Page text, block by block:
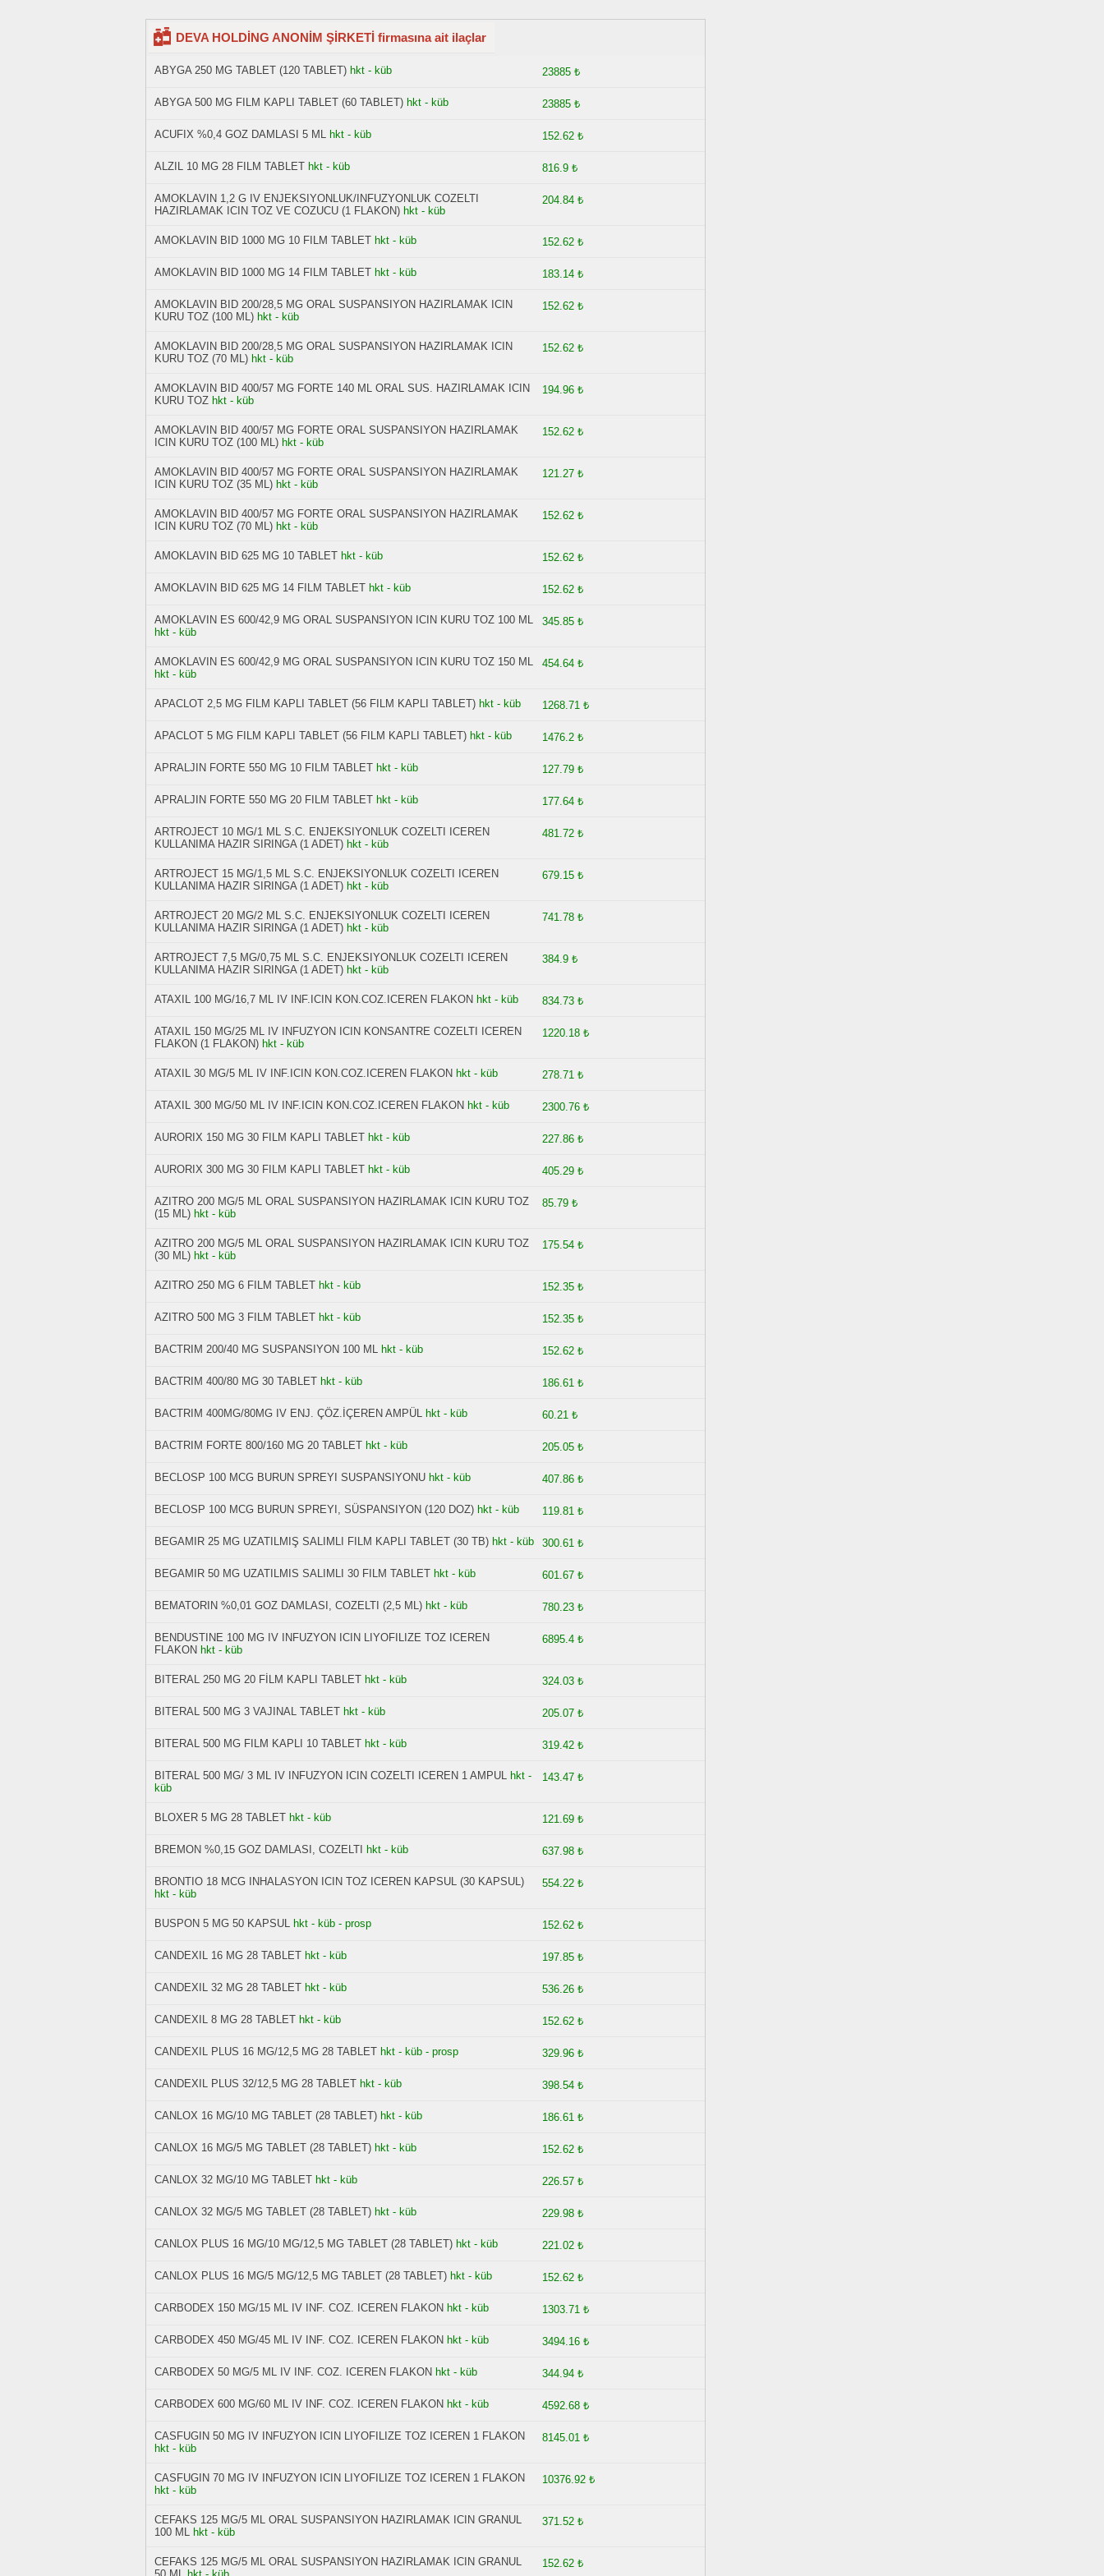
DEVA HOLDİNG ANONİM ŞİRKETİ firmasına ait ilaçlar
ABYGA 250 MG TABLET (120 TABLET) hkt - küb 23885 ₺
ABYGA 500 MG FILM KAPLI TABLET (60 TABLET) hkt - küb 23885 ₺
ACUFIX %0,4 GOZ DAMLASI 5 ML hkt - küb 152.62 ₺
ALZIL 10 MG 28 FILM TABLET hkt - küb 816.9 ₺
AMOKLAVIN 1,2 G IV ENJEKSIYONLUK/INFUZYONLUK COZELTI
HAZIRLAMAK ICIN TOZ VE COZUCU (1 FLAKON) hkt - küb
204.84 ₺
AMOKLAVIN BID 1000 MG 10 FILM TABLET hkt - küb 152.62 ₺
AMOKLAVIN BID 1000 MG 14 FILM TABLET hkt - küb 183.14 ₺
AMOKLAVIN BID 200/28,5 MG ORAL SUSPANSIYON HAZIRLAMAK ICIN
KURU TOZ (100 ML) hkt - küb
152.62 ₺
AMOKLAVIN BID 200/28,5 MG ORAL SUSPANSIYON HAZIRLAMAK ICIN
KURU TOZ (70 ML) hkt - küb
152.62 ₺
AMOKLAVIN BID 400/57 MG FORTE 140 ML ORAL SUS. HAZIRLAMAK ICIN
KURU TOZ hkt - küb
194.96 ₺
AMOKLAVIN BID 400/57 MG FORTE ORAL SUSPANSIYON HAZIRLAMAK
ICIN KURU TOZ (100 ML) hkt - küb
152.62 ₺
AMOKLAVIN BID 400/57 MG FORTE ORAL SUSPANSIYON HAZIRLAMAK
ICIN KURU TOZ (35 ML) hkt - küb
121.27 ₺
AMOKLAVIN BID 400/57 MG FORTE ORAL SUSPANSIYON HAZIRLAMAK
ICIN KURU TOZ (70 ML) hkt - küb
152.62 ₺
AMOKLAVIN BID 625 MG 10 TABLET hkt - küb 152.62 ₺
AMOKLAVIN BID 625 MG 14 FILM TABLET hkt - küb 152.62 ₺
AMOKLAVIN ES 600/42,9 MG ORAL SUSPANSIYON ICIN KURU TOZ 100 ML
hkt - küb
345.85 ₺
AMOKLAVIN ES 600/42,9 MG ORAL SUSPANSIYON ICIN KURU TOZ 150 ML
hkt - küb
454.64 ₺
APACLOT 2,5 MG FILM KAPLI TABLET (56 FILM KAPLI TABLET) hkt - küb 1268.71 ₺
APACLOT 5 MG FILM KAPLI TABLET (56 FILM KAPLI TABLET) hkt - küb 1476.2 ₺
APRALJIN FORTE 550 MG 10 FILM TABLET hkt - küb 127.79 ₺
APRALJIN FORTE 550 MG 20 FILM TABLET hkt - küb 177.64 ₺
ARTROJECT 10 MG/1 ML S.C. ENJEKSIYONLUK COZELTI ICEREN
KULLANIMA HAZIR SIRINGA (1 ADET) hkt - küb
481.72 ₺
ARTROJECT 15 MG/1,5 ML S.C. ENJEKSIYONLUK COZELTI ICEREN
KULLANIMA HAZIR SIRINGA (1 ADET) hkt - küb
679.15 ₺
ARTROJECT 20 MG/2 ML S.C. ENJEKSIYONLUK COZELTI ICEREN
KULLANIMA HAZIR SIRINGA (1 ADET) hkt - küb
741.78 ₺
ARTROJECT 7,5 MG/0,75 ML S.C. ENJEKSIYONLUK COZELTI ICEREN
KULLANIMA HAZIR SIRINGA (1 ADET) hkt - küb
384.9 ₺
ATAXIL 100 MG/16,7 ML IV INF.ICIN KON.COZ.ICEREN FLAKON hkt - küb 834.73 ₺
ATAXIL 150 MG/25 ML IV INFUZYON ICIN KONSANTRE COZELTI ICEREN
FLAKON (1 FLAKON) hkt - küb
1220.18 ₺
ATAXIL 30 MG/5 ML IV INF.ICIN KON.COZ.ICEREN FLAKON hkt - küb 278.71 ₺
ATAXIL 300 MG/50 ML IV INF.ICIN KON.COZ.ICEREN FLAKON hkt - küb 2300.76 ₺
AURORIX 150 MG 30 FILM KAPLI TABLET hkt - küb 227.86 ₺
AURORIX 300 MG 30 FILM KAPLI TABLET hkt - küb 405.29 ₺
AZITRO 200 MG/5 ML ORAL SUSPANSIYON HAZIRLAMAK ICIN KURU TOZ
(15 ML) hkt - küb
85.79 ₺
AZITRO 200 MG/5 ML ORAL SUSPANSIYON HAZIRLAMAK ICIN KURU TOZ
(30 ML) hkt - küb
175.54 ₺
AZITRO 250 MG 6 FILM TABLET hkt - küb 152.35 ₺
AZITRO 500 MG 3 FILM TABLET hkt - küb 152.35 ₺
BACTRIM 200/40 MG SUSPANSIYON 100 ML hkt - küb 152.62 ₺
BACTRIM 400/80 MG 30 TABLET hkt - küb 186.61 ₺
BACTRIM 400MG/80MG IV ENJ. ÇÖZ.İÇEREN AMPÜL hkt - küb 60.21 ₺
BACTRIM FORTE 800/160 MG 20 TABLET hkt - küb 205.05 ₺
BECLOSP 100 MCG BURUN SPREYI SUSPANSIYONU hkt - küb 407.86 ₺
BECLOSP 100 MCG BURUN SPREYI, SÜSPANSIYON (120 DOZ) hkt - küb 119.81 ₺
BEGAMIR 25 MG UZATILMIŞ SALIMLI FILM KAPLI TABLET (30 TB) hkt - küb 300.61 ₺
BEGAMIR 50 MG UZATILMIS SALIMLI 30 FILM TABLET hkt - küb 601.67 ₺
BEMATORIN %0,01 GOZ DAMLASI, COZELTI (2,5 ML) hkt - küb 780.23 ₺
BENDUSTINE 100 MG IV INFUZYON ICIN LIYOFILIZE TOZ ICEREN
FLAKON hkt - küb
6895.4 ₺
BITERAL 250 MG 20 FİLM KAPLI TABLET hkt - küb 324.03 ₺
BITERAL 500 MG 3 VAJINAL TABLET hkt - küb 205.07 ₺
BITERAL 500 MG FILM KAPLI 10 TABLET hkt - küb 319.42 ₺
BITERAL 500 MG/ 3 ML IV INFUZYON ICIN COZELTI ICEREN 1 AMPUL hkt -
küb
143.47 ₺
BLOXER 5 MG 28 TABLET hkt - küb 121.69 ₺
BREMON %0,15 GOZ DAMLASI, COZELTI hkt - küb 637.98 ₺
BRONTIO 18 MCG INHALASYON ICIN TOZ ICEREN KAPSUL (30 KAPSUL)
hkt - küb
554.22 ₺
BUSPON 5 MG 50 KAPSUL hkt - küb - prosp 152.62 ₺
CANDEXIL 16 MG 28 TABLET hkt - küb 197.85 ₺
CANDEXIL 32 MG 28 TABLET hkt - küb 536.26 ₺
CANDEXIL 8 MG 28 TABLET hkt - küb 152.62 ₺
CANDEXIL PLUS 16 MG/12,5 MG 28 TABLET hkt - küb - prosp 329.96 ₺
CANDEXIL PLUS 32/12,5 MG 28 TABLET hkt - küb 398.54 ₺
CANLOX 16 MG/10 MG TABLET (28 TABLET) hkt - küb 186.61 ₺
CANLOX 16 MG/5 MG TABLET (28 TABLET) hkt - küb 152.62 ₺
CANLOX 32 MG/10 MG TABLET hkt - küb 226.57 ₺
CANLOX 32 MG/5 MG TABLET (28 TABLET) hkt - küb 229.98 ₺
CANLOX PLUS 16 MG/10 MG/12,5 MG TABLET (28 TABLET) hkt - küb 221.02 ₺
CANLOX PLUS 16 MG/5 MG/12,5 MG TABLET (28 TABLET) hkt - küb 152.62 ₺
CARBODEX 150 MG/15 ML IV INF. COZ. ICEREN FLAKON hkt - küb 1303.71 ₺
CARBODEX 450 MG/45 ML IV INF. COZ. ICEREN FLAKON hkt - küb 3494.16 ₺
CARBODEX 50 MG/5 ML IV INF. COZ. ICEREN FLAKON hkt - küb 344.94 ₺
CARBODEX 600 MG/60 ML IV INF. COZ. ICEREN FLAKON hkt - küb 4592.68 ₺
CASFUGIN 50 MG IV INFUZYON ICIN LIYOFILIZE TOZ ICEREN 1 FLAKON
hkt - küb
8145.01 ₺
CASFUGIN 70 MG IV INFUZYON ICIN LIYOFILIZE TOZ ICEREN 1 FLAKON
hkt - küb
10376.92 ₺
CEFAKS 125 MG/5 ML ORAL SUSPANSIYON HAZIRLAMAK ICIN GRANUL
100 ML hkt - küb
371.52 ₺
CEFAKS 125 MG/5 ML ORAL SUSPANSIYON HAZIRLAMAK ICIN GRANUL
152.62 ₺